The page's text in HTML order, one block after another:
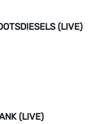
(LIVE)
(LIVE)